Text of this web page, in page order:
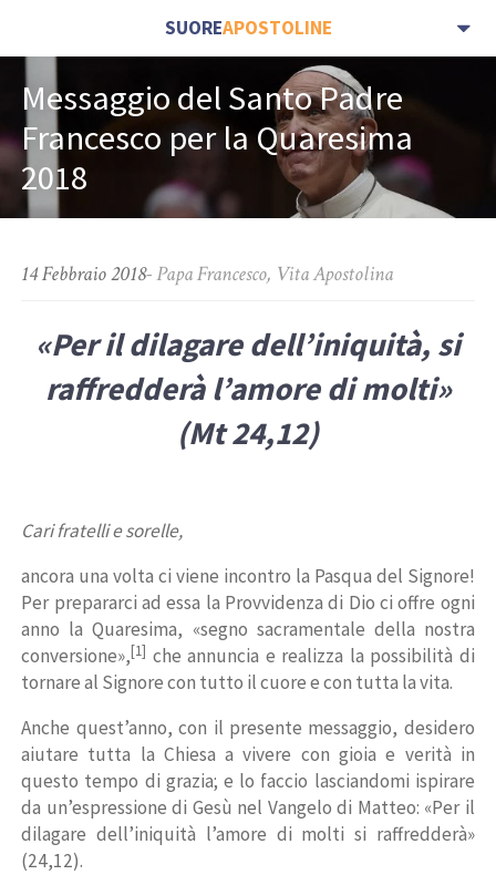
SUOREAPOSTOLINE
Messaggio del Santo Padre
Francesco per la Quaresima
2018
14 Febbraio 2018-Papa Francesco, Vita Apostolina
«Per il dilagare dell’iniquità, si
raffredderà l’amore di molti»
(Mt 24,12)
Cari fratelli e sorelle,
ancora una volta ci viene incontro la Pasqua del Signore!
Per prepararci ad essa la Provvidenza di Dio ci offre ogni
anno la Quaresima, «segno sacramentale della nostra
conversione»,[1] che annuncia e realizza la possibilità di
tornare al Signore con tutto il cuore e con tutta la vita.
Anche quest’anno, con il presente messaggio, desidero
aiutare tutta la Chiesa a vivere con gioia e verità in
questo tempo di grazia; e lo faccio lasciandomi ispirare
da un’espressione di Gesù nel Vangelo di Matteo: «Per il
dilagare dell’iniquità l’amore di molti si raffredderà»
(24,12).